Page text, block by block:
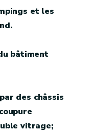
et les
bâtiment
des châssis
vitrage;